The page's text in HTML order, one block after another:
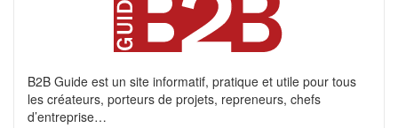
B2B Guide est un site informatif, pratique et utile pour tous
les créateurs, porteurs de projets, repreneurs, chefs
d’entreprise…